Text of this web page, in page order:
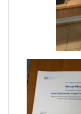
Dni
Informatycy
Staszica w